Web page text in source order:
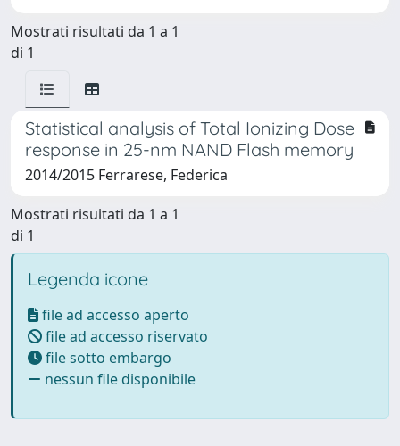
Mostrati risultati da 1 a 1
di 1
Statistical analysis of Total Ionizing Dose
response in 25-nm NAND Flash memory
2014/2015 Ferrarese, Federica
Mostrati risultati da 1 a 1
di 1
Legenda icone
file ad accesso aperto
file ad accesso riservato
file sotto embargo
nessun file disponibile